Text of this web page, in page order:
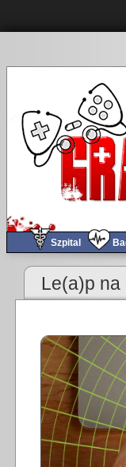
Szpital
Kupujta tego Humbla
Le(a)p